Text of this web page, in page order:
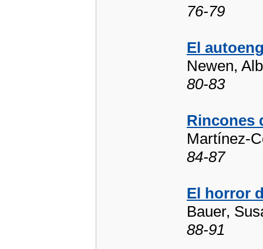
76-79
El
Newen,
80-83
Rincones
Martínez-
84-87
El horror
Bauer,
88-91